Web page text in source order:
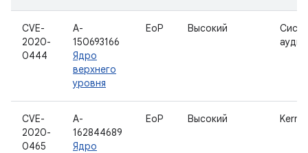
CVE-
2020-
0444
A-
150693166
Ядро
верхнего
уровня
EoP Высокий
CVE-
2020-
0465
A-
162844689
Ядро
EoP Высокий Kernel